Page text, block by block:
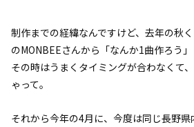
制作までの経緯なんですけど、去年の秋
のMONBEEさんから「なんか1曲作ろう
その時はうまくタイミングが合わなくて
ゃって。
それから今年の4月に、今度は同じ長野